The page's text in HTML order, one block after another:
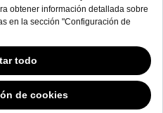
mientras los Gobiernos han tenido
cookies, y a pesar de que odiamos la
el estado actual de la regulación.